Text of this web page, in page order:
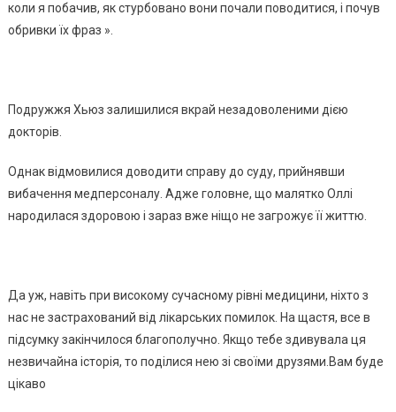
коли я побачив, як стурбовано вони почали поводитися, і почув
обривки їх фраз ».
Подружжя Хьюз залишилися вкрай незадоволеними дією
докторів.
Однак відмовилися доводити справу до суду, прийнявши
вибачення медперсоналу. Адже головне, що малятко Оллі
народилася здоровою і зараз вже ніщо не загрожує її життю.
Да уж, навіть при високому сучасному рівні медицини, ніхто з
нас не застрахований від лікарських помилок. На щастя, все в
підсумку закінчилося благополучно. Якщо тебе здивувала ця
незвичайна історія, то поділися нею зі своїми друзями.Вам буде
цікаво